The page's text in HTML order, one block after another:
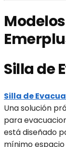
Silla de
Silla de
Una solución
para
está diseñado
mínimo